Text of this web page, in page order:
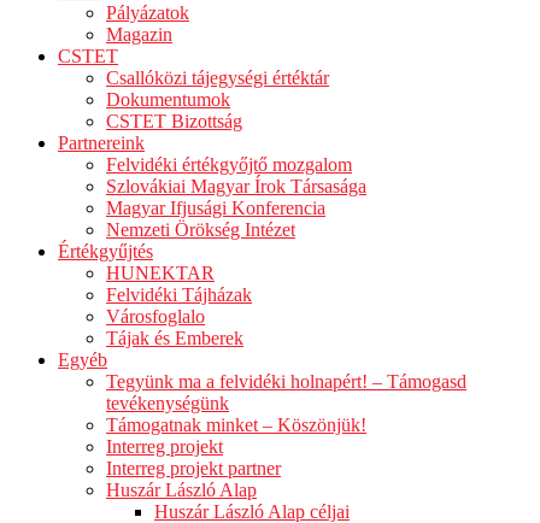
Pályázatok
Magazin
CSTET
Csallóközi tájegységi értéktár
Dokumentumok
CSTET Bizottság
Partnereink
Felvidéki értékgyőjtő mozgalom
Szlovákiai Magyar Írok Társasága
Magyar Ifjusági Konferencia
Nemzeti Örökség Intézet
Értékgyűjtés
HUNEKTAR
Felvidéki Tájházak
Városfoglalo
Tájak és Emberek
Egyéb
Tegyünk ma a felvidéki holnapért! – Támogasd
tevékenységünk
Támogatnak minket – Köszönjük!
Interreg projekt
Interreg projekt partner
Huszár László Alap
Huszár László Alap céljai